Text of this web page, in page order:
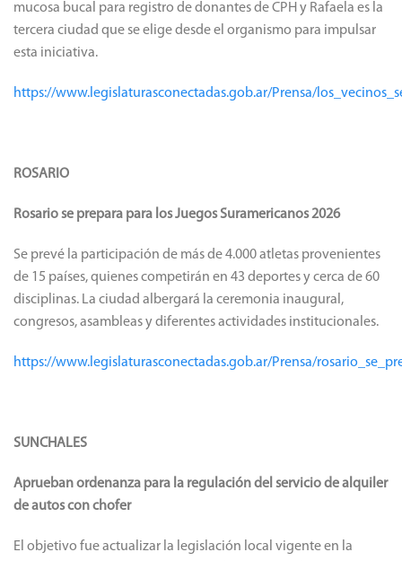
mucosa bucal para registro de donantes de CPH y Rafaela es la
tercera ciudad que se elige desde el organismo para impulsar
esta iniciativa.
https://www.legislaturasconectadas.gob.ar/Prensa/
ROSARIO
Rosario se prepara para los Juegos Suramericanos 2026
Se prevé la participación de más de 4.000 atletas provenientes
de 15 países, quienes competirán en 43 deportes y cerca de 60
disciplinas. La ciudad albergará la ceremonia inaugural,
congresos, asambleas y diferentes actividades institucionales.
https://www.legislaturasconectadas.gob.ar/Prensa/
SUNCHALES
Aprueban ordenanza para la regulación del servicio de alquiler
de autos con chofer
El objetivo fue actualizar la legislación local vigente en la